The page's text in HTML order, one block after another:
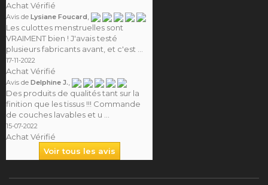
Achat Vérifié
Avis de Lysiane Foucard
Les culottes menstruelles sont
VRAIMENT bien ! J'avais testé
plusieurs fabricants avant, et c'est ...
17-11-2022
Achat Vérifié
Avis de Delphine J.
Des produits de qualités tant sur la
finition que les tissus !!! Commande
de couches lavables et u ...
15-07-2022
Achat Vérifié
Voir tous les avis